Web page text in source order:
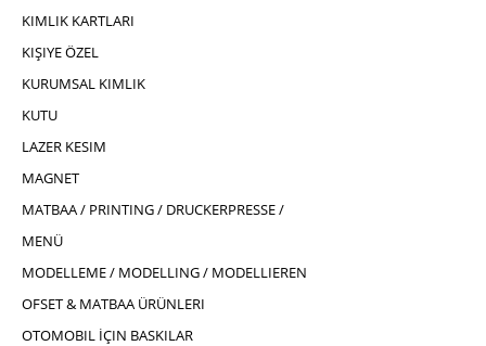
KIMLIK KARTLARI
KIŞIYE ÖZEL
KURUMSAL KIMLIK
KUTU
LAZER KESIM
MAGNET
MATBAA / PRINTING / DRUCKERPRESSE /
MENÜ
MODELLEME / MODELLING / MODELLIEREN
OFSET & MATBAA ÜRÜNLERI
OTOMOBIL İÇIN BASKILAR